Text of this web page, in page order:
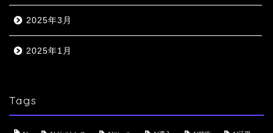
2025年3月
2025年1月
Tags